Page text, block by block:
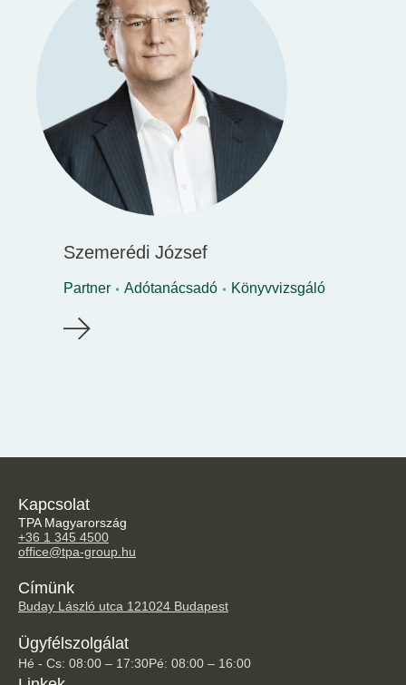
Szemerédi József
Partner Adótanácsadó Könyvvizsgáló
Kapcsolat
TPA Magyarország
+36 1 345 4500
office@tpa-group.hu
Címünk
Buday László utca 121024 Budapest
Ügyfélszolgálat
Hé - Cs: 08:00 – 17:30Pé: 08:00 – 16:00